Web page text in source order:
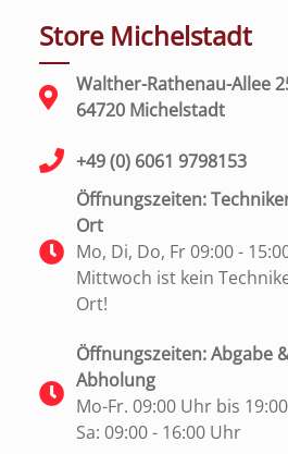
Store Michelstadt
Walther-Rathenau-Allee
64720 Michelstadt
+49 (0) 6061 9798153
Öffnungszeiten:
Ort
Mo, Di, Do, Fr 09:00 -
Mittwoch ist kein
Ort!
Öffnungszeiten: Abgabe
Abholung
Mo-Fr. 09:00 Uhr bis
Sa: 09:00 - 16:00 Uhr